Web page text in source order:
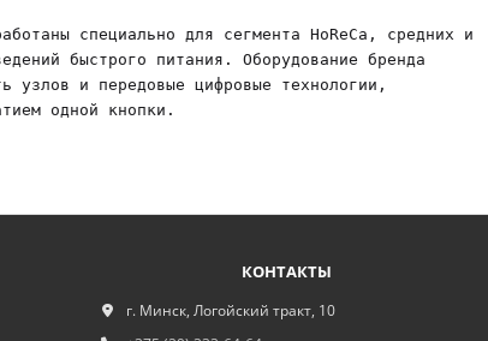
специально для сегмента HoReCa, средних и
быстрого питания. Оборудование бренда
узлов и передовые цифровые технологии,
одной кнопки.
КОНТАКТЫ
г. Минск, Логойский тракт, 10